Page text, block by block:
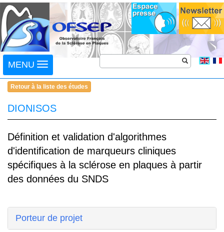
Toggle
navigation
MENU
Retour à la liste des études
DIONISOS
Définition et validation d'algorithmes
d'identification de marqueurs cliniques
spécifiques à la sclérose en plaques à partir
des données du SNDS
Porteur de projet